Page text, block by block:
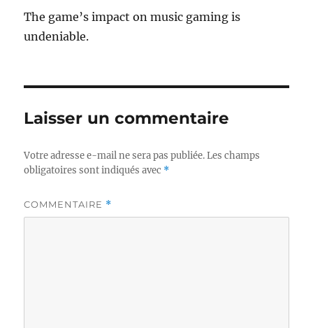
The game’s impact on music gaming is
undeniable.
Laisser un commentaire
Votre adresse e-mail ne sera pas publiée. Les champs
obligatoires sont indiqués avec *
COMMENTAIRE *